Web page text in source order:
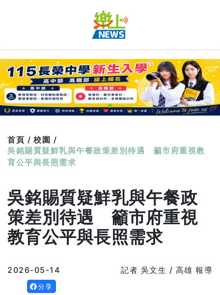
首頁 / 校園 /
吳銘賜質疑鮮乳與午餐政策差別待遇 籲市府重視教
育公平與長照需求
吳銘賜質疑鮮乳與午餐政
策差別待遇 籲市府重視
教育公平與長照需求
2026-05-14 記者 吳文生 / 高雄 報導
分享